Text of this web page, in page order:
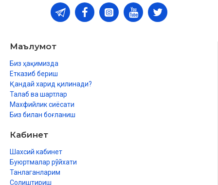
Маълумот
Биз ҳақимизда
Етказиб бериш
Қандай харид қилинади?
Талаб ва шартлар
Махфийлик сиёсати
Биз билан боғланиш
Кабинет
Шахсий кабинет
Буюртмалар рўйхати
Танлаганларим
Солиштириш